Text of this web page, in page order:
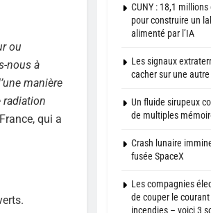
ou
nous à
manière
radiation
qui a
CUNY : 18,1
pour construire un
alimenté par l’IA
Les signaux
cacher sur une
Un fluide sirupeux
de multiples
Crash lunaire
fusée SpaceX
Les compagnies
de couper le
incendies – voici 3